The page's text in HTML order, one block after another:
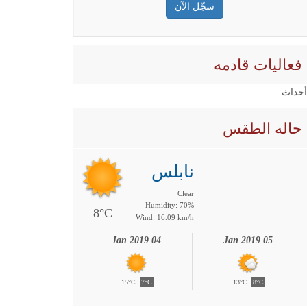
فعاليات قادمه
أحداث
حاله الطقس
8°C
نابلس
Clear
Humidity: 70%
Wind: 16.09 km/h
04 Jan 2019
15°C 7°C
05 Jan 2019
13°C 8°C